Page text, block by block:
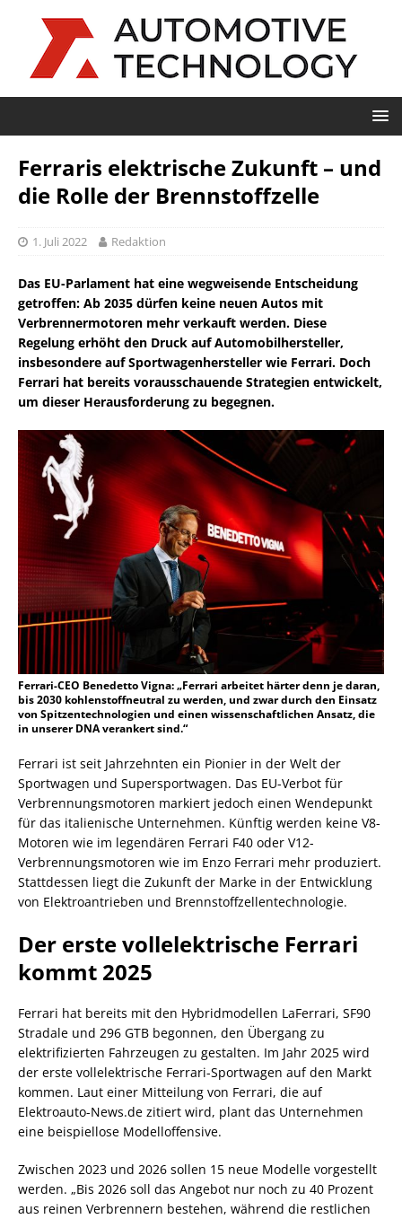
Ferraris elektrische Zukunft – und
die Rolle der Brennstoffzelle
1. Juli 2022 Redaktion
Das EU-Parlament hat eine wegweisende Entscheidung
getroffen: Ab 2035 dürfen keine neuen Autos mit
Verbrennermotoren mehr verkauft werden. Diese
Regelung erhöht den Druck auf Automobilhersteller,
insbesondere auf Sportwagenhersteller wie Ferrari. Doch
Ferrari hat bereits vorausschauende Strategien entwickelt,
um dieser Herausforderung zu begegnen.
Ferrari-CEO Benedetto Vigna: „Ferrari arbeitet härter denn je daran,
bis 2030 kohlenstoffneutral zu werden, und zwar durch den Einsatz
von Spitzentechnologien und einen wissenschaftlichen Ansatz, die
in unserer DNA verankert sind.“
Ferrari ist seit Jahrzehnten ein Pionier in der Welt der
Sportwagen und Supersportwagen. Das EU-Verbot für
Verbrennungsmotoren markiert jedoch einen Wendepunkt
für das italienische Unternehmen. Künftig werden keine V8-
Motoren wie im legendären Ferrari F40 oder V12-
Verbrennungsmotoren wie im Enzo Ferrari mehr produziert.
Stattdessen liegt die Zukunft der Marke in der Entwicklung
von Elektroantrieben und Brennstoffzellentechnologie.
Der erste vollelektrische Ferrari
kommt 2025
Ferrari hat bereits mit den Hybridmodellen LaFerrari, SF90
Stradale und 296 GTB begonnen, den Übergang zu
elektrifizierten Fahrzeugen zu gestalten. Im Jahr 2025 wird
der erste vollelektrische Ferrari-Sportwagen auf den Markt
kommen. Laut einer Mitteilung von Ferrari, die auf
Elektroauto-News.de zitiert wird, plant das Unternehmen
eine beispiellose Modelloffensive.
Zwischen 2023 und 2026 sollen 15 neue Modelle vorgestellt
werden. „Bis 2026 soll das Angebot nur noch zu 40 Prozent
aus reinen Verbrennern bestehen, während die restlichen